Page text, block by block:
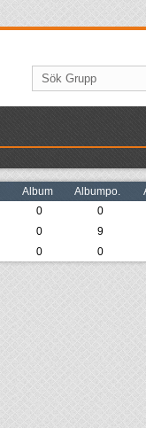
Album Albumpo.
0 0
0 9
0 0